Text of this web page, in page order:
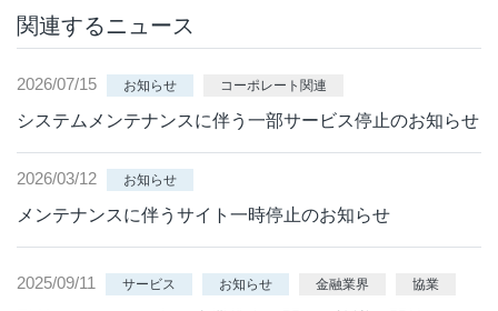
関連するニュース
2026/07/15 お知らせ コーポレート関連
システムメンテナンスに伴う一部サービス停止のお知らせ
2026/03/12 お知らせ
メンテナンスに伴うサイト一時停止のお知らせ
2025/09/11 サービス お知らせ 金融業界 協業